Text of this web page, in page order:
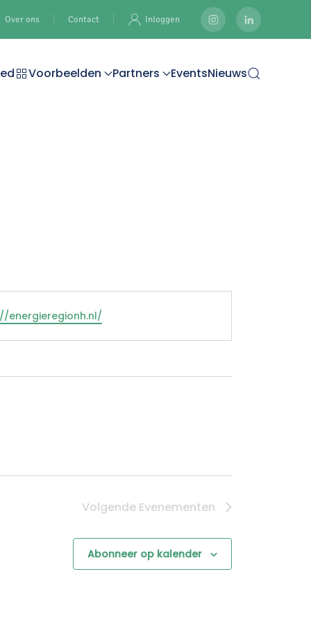
Over ons Contact Inloggen
Voorbeelden Partners EventsNieuws
energieregionh.nl/
Volgende Evenementen
Abonneer op kalender